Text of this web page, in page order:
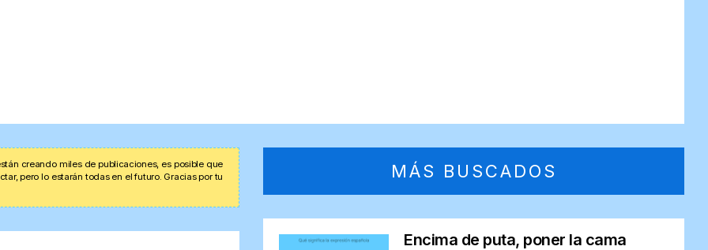
creando miles de publicaciones, es posible que
pero lo estarán todas en el futuro. Gracias por tu
MÁS BUSCADOS
Encima de puta, poner la cama